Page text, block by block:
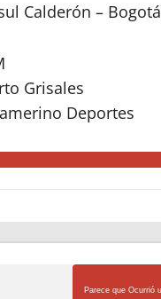
Calderón – Bogotá
Grisales
Deportes